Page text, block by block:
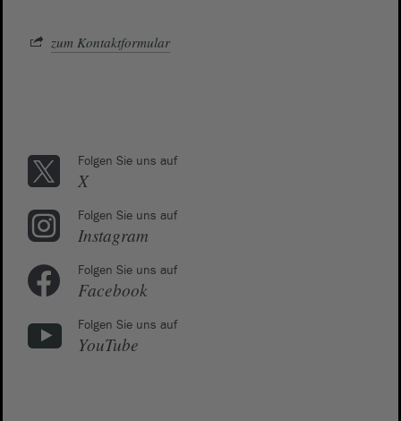
zum Kontaktformular
Folgen Sie uns auf
X
Folgen Sie uns auf
Instagram
Folgen Sie uns auf
Facebook
Folgen Sie uns auf
YouTube